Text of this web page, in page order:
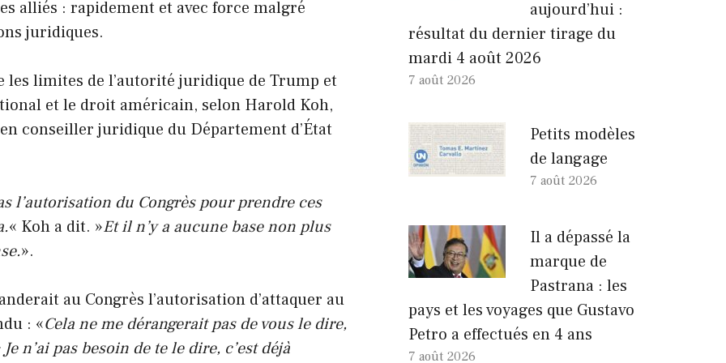
alliés : rapidement et avec force malgré
juridiques.
les limites de l’autorité juridique de Trump et
et le droit américain, selon Harold Koh,
conseiller juridique du Département d’État
l’autorisation du Congrès pour prendre ces
« Koh a dit. »Et il n’y a aucune base non plus
».
au Congrès l’autorisation d’attaquer au
: «Cela ne me dérangerait pas de vous le dire,
n’ai pas besoin de te le dire, c’est déjà
aujourd’hui :
résultat du dernier tirage du
mardi 4 août 2026
7 août 2026
Petits modèles
de langage
7 août 2026
Il a dépassé la
marque de
Pastrana : les
pays et les voyages que Gustavo
Petro a effectués en 4 ans
7 août 2026